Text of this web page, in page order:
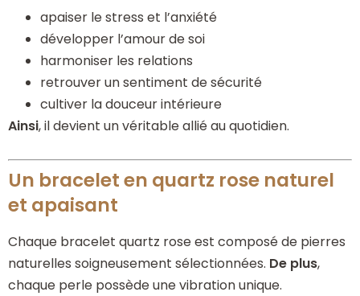
apaiser le stress et l’anxiété
développer l’amour de soi
harmoniser les relations
retrouver un sentiment de sécurité
cultiver la douceur intérieure
Ainsi, il devient un véritable allié au quotidien.
Un bracelet en quartz rose naturel
et apaisant
Chaque bracelet quartz rose est composé de pierres
naturelles soigneusement sélectionnées. De plus,
chaque perle possède une vibration unique.